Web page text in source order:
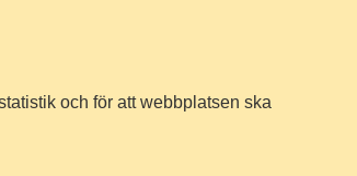
och för att webbplatsen ska